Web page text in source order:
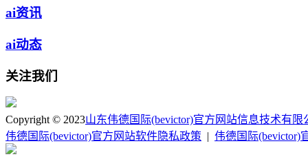
ai资讯
ai动态
关注我们
Copyright © 2023山东伟德国际(bevictor)官方网站信息技术有限
伟德国际(bevictor)官方网站软件隐私政策
伟德国际(bevictor)